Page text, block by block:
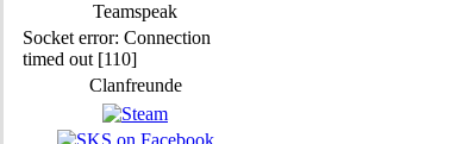
Teamspeak
Socket error: Connection
timed out [110]
Clanfreunde